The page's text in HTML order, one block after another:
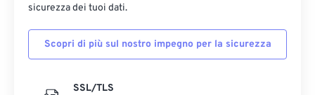
sicurezza dei tuoi dati.
Scopri di più sul nostro impegno per la sicurezza
SSL/TLS